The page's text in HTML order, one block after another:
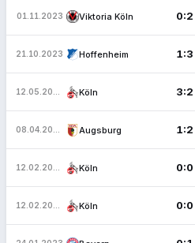
01.11.2023 Viktoria Köln 0:2
21.10.2023 Hoffenheim 1:3
Köln 3:2
Augsburg 1:2
Köln 0:0
Köln 0:0